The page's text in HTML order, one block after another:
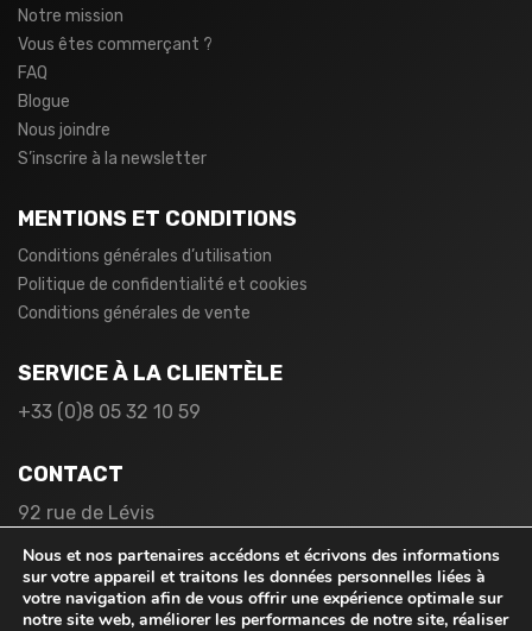
Notre mission
Vous êtes commerçant ?
FAQ
Blogue
Nous joindre
S’inscrire à la newsletter
MENTIONS ET CONDITIONS
Conditions générales d’utilisation
Politique de confidentialité et cookies
Conditions générales de vente
SERVICE À LA CLIENTÈLE
+33 (0)8 05 32 10 59
CONTACT
92 rue de Lévis
France
Nous et nos partenaires accédons et écrivons des informations
sur votre appareil et traitons les données personnelles liées à
votre navigation afin de vous offrir une expérience optimale sur
notre site web, améliorer les performances de notre site, réaliser